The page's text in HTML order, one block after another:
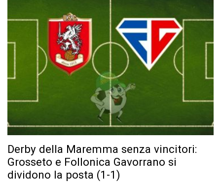
Derby della Maremma senza vincitori:
Grosseto e Follonica Gavorrano si
dividono la posta (1-1)